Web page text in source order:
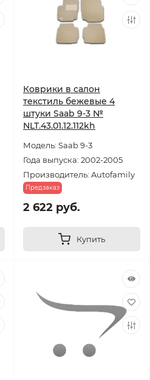
Коврики в салон
текстиль бежевые 4
штуки Saab 9-3 №
NLT.43.01.12.112kh
Модель: Saab 9-3
Года выпуска: 2002-2005
Производитель: Autofamily
Предзаказ
2 622 руб.
Купить